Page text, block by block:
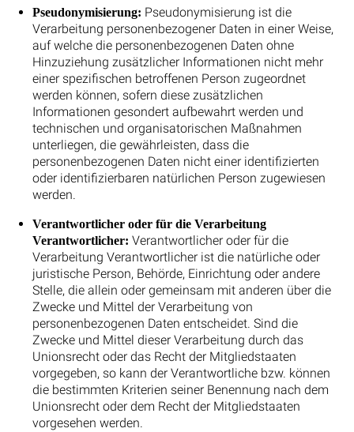
Pseudonymisierung: Pseudonymisierung ist die
Verarbeitung personenbezogener Daten in einer Weise,
auf welche die personenbezogenen Daten ohne
Hinzuziehung zusätzlicher Informationen nicht mehr
einer spezifischen betroffenen Person zugeordnet
werden können, sofern diese zusätzlichen
Informationen gesondert aufbewahrt werden und
technischen und organisatorischen Maßnahmen
unterliegen, die gewährleisten, dass die
personenbezogenen Daten nicht einer identifizierten
oder identifizierbaren natürlichen Person zugewiesen
werden.
Verantwortlicher oder für die Verarbeitung
Verantwortlicher: Verantwortlicher oder für die
Verarbeitung Verantwortlicher ist die natürliche oder
juristische Person, Behörde, Einrichtung oder andere
Stelle, die allein oder gemeinsam mit anderen über die
Zwecke und Mittel der Verarbeitung von
personenbezogenen Daten entscheidet. Sind die
Zwecke und Mittel dieser Verarbeitung durch das
Unionsrecht oder das Recht der Mitgliedstaaten
vorgegeben, so kann der Verantwortliche bzw. können
die bestimmten Kriterien seiner Benennung nach dem
Unionsrecht oder dem Recht der Mitgliedstaaten
vorgesehen werden.